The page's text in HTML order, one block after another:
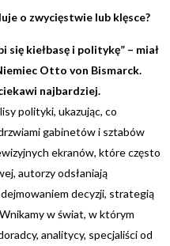
o zwycięstwie lub klęsce?
się kiełbasę i politykę” – miał
Otto von Bismarck.
najbardziej.
polityki, ukazując, co
gabinetów i sztabów
ekranów, które często
autorzy odsłaniają
decyzji, strategią
w świat, w którym
analitycy, specjaliści od